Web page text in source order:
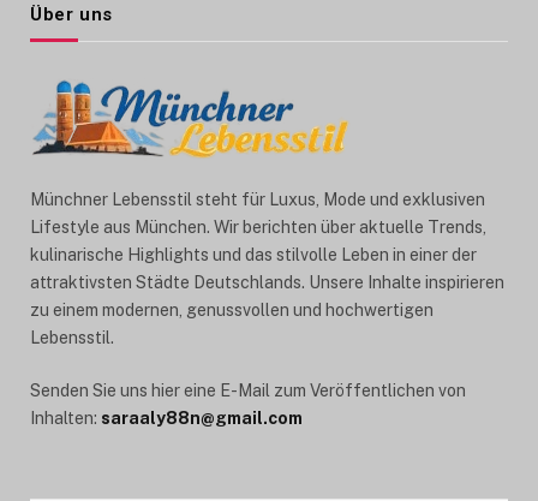
Über uns
Münchner Lebensstil steht für Luxus, Mode und exklusiven
Lifestyle aus München. Wir berichten über aktuelle Trends,
kulinarische Highlights und das stilvolle Leben in einer der
attraktivsten Städte Deutschlands. Unsere Inhalte inspirieren
zu einem modernen, genussvollen und hochwertigen
Lebensstil.
Senden Sie uns hier eine E-Mail zum Veröffentlichen von
Inhalten: saraaly88n@gmail.com